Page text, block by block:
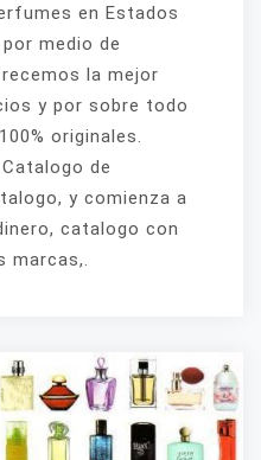
en Estados
medio de
la mejor
y por sobre todo
originales.
de
y comienza a
catalogo con
marcas,.